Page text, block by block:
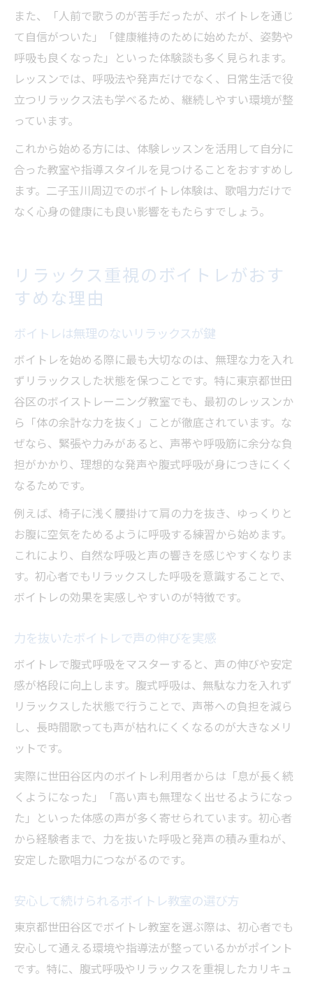
また、「人前で歌うのが苦手だったが、ボイトレを通じ
て自信がついた」「健康維持のために始めたが、姿勢や
呼吸も良くなった」といった体験談も多く見られます。
レッスンでは、呼吸法や発声だけでなく、日常生活で役
立つリラックス法も学べるため、継続しやすい環境が整
っています。
これから始める方には、体験レッスンを活用して自分に
合った教室や指導スタイルを見つけることをおすすめし
ます。二子玉川周辺でのボイトレ体験は、歌唱力だけで
なく心身の健康にも良い影響をもたらすでしょう。
リラックス重視のボイトレがおす
すめな理由
ボイトレは無理のないリラックスが鍵
ボイトレを始める際に最も大切なのは、無理な力を入れ
ずリラックスした状態を保つことです。特に東京都世田
谷区のボイストレーニング教室でも、最初のレッスンか
ら「体の余計な力を抜く」ことが徹底されています。な
ぜなら、緊張や力みがあると、声帯や呼吸筋に余分な負
担がかかり、理想的な発声や腹式呼吸が身につきにくく
なるためです。
例えば、椅子に浅く腰掛けて肩の力を抜き、ゆっくりと
お腹に空気をためるように呼吸する練習から始めます。
これにより、自然な呼吸と声の響きを感じやすくなりま
す。初心者でもリラックスした呼吸を意識することで、
ボイトレの効果を実感しやすいのが特徴です。
力を抜いたボイトレで声の伸びを実感
ボイトレで腹式呼吸をマスターすると、声の伸びや安定
感が格段に向上します。腹式呼吸は、無駄な力を入れず
リラックスした状態で行うことで、声帯への負担を減ら
し、長時間歌っても声が枯れにくくなるのが大きなメリ
ットです。
実際に世田谷区内のボイトレ利用者からは「息が長く続
くようになった」「高い声も無理なく出せるようになっ
た」といった体感の声が多く寄せられています。初心者
から経験者まで、力を抜いた呼吸と発声の積み重ねが、
安定した歌唱力につながるのです。
安心して続けられるボイトレ教室の選び方
東京都世田谷区でボイトレ教室を選ぶ際は、初心者でも
安心して通える環境や指導法が整っているかがポイント
です。特に、腹式呼吸やリラックスを重視したカリキュ